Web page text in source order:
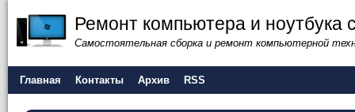
Ремонт компьютера и ноутбука
Самостоятельная сборка и ремонт компьютерной
Главная Контакты Архив RSS